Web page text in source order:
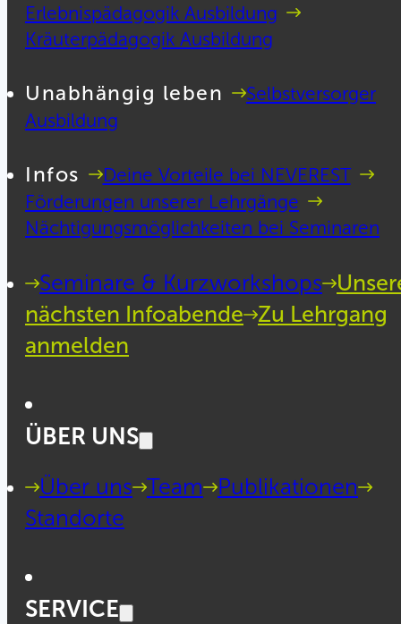
Erlebnispädagogik Ausbildung
Kräuterpädagogik Ausbildung
Unabhängig leben
Selbstversorger
Ausbildung
Infos
Deine Vorteile bei NEVEREST
Förderungen unserer Lehrgänge
Nächtigungsmöglichkeiten bei Seminaren
Seminare & Kurzworkshops
nächsten Infoabende Zu Lehrgang
anmelden
ÜBER UNS
Über uns Team
Publikationen
Standorte
SERVICE